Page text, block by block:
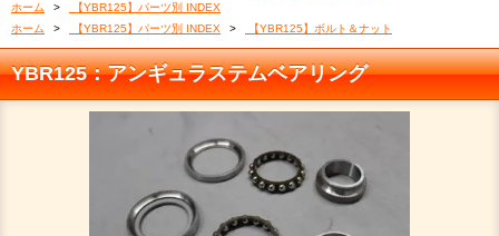
ホーム
>
【YBR125】パーツ別 INDEX
ホーム
> 【YBR125】パーツ別 INDEX > 【YBR125】ボルト＆ナット
YBR125：アンギュラステムベアリング